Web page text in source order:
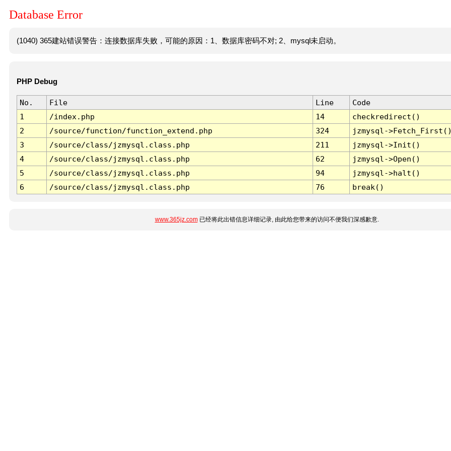
Database Error
(1040) 365建站错误警告：连接数据库失败，可能的原因：1、数据库密码不对; 2、mysql未启动。
PHP Debug
No. File Line
Code
1
/index.php 14
checkredirect()
2
/source/function/function_extend.php 324
jzmysql-
3
/source/class/jzmysql.class.php 211
jzmysql->Init()
4
/source/class/jzmysql.class.php 62
jzmysql->Open()
5
/source/class/jzmysql.class.php 94
jzmysql->halt()
6
/source/class/jzmysql.class.php 76 break()
www.365jz.com已经将此出错信息详细记录, 由此给您带来的访问不便我们深感歉意.